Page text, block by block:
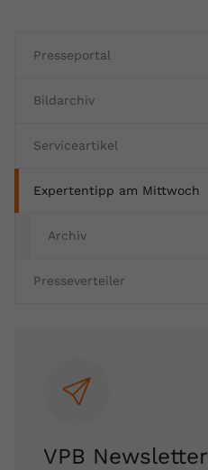
Presseportal
Bildarchiv
Serviceartikel
Expertentipp am Mittwoch
Archiv
Presseverteiler
VPB Newsletter